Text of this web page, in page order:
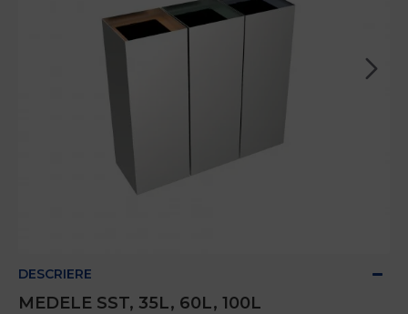
DESCRIERE
MEDELE SST, 35L, 60L, 100L